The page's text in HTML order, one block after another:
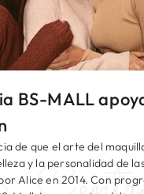
BS-MALL
de que el arte del
y la personalidad de
Alice en 2014. Con